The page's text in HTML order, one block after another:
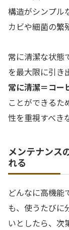
構造がシンプル
カビや細菌の繁
常に清潔な状態
を最大限に引き
常に清潔＝コー
ことができるた
性を重視すべき
メンテナンス
れる
どんなに高機能
も、使うたびに
いとしたら、次